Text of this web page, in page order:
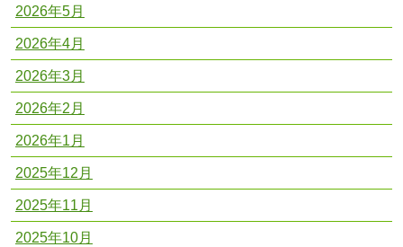
2026年5月
2026年4月
2026年3月
2026年2月
2026年1月
2025年12月
2025年11月
2025年10月